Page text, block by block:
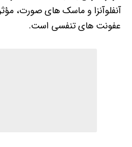
آنفلوآنزا و ماسک های صورت،
عفونت های تنفسی است.